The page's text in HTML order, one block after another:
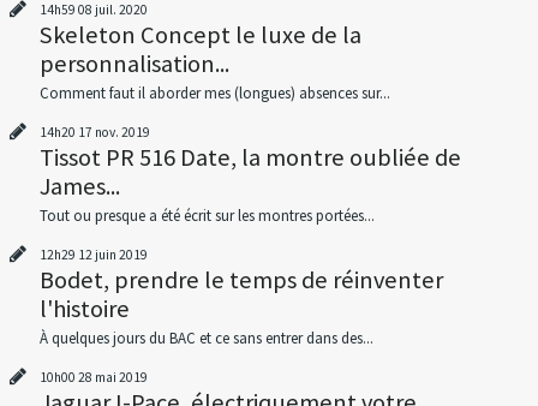
14h59 08 juil. 2020
Skeleton Concept le luxe de la
personnalisation...
Comment faut il aborder mes (longues) absences sur...
14h20 17 nov. 2019
Tissot PR 516 Date, la montre oubliée de
James...
Tout ou presque a été écrit sur les montres portées...
12h29 12 juin 2019
Bodet, prendre le temps de réinventer
l'histoire
À quelques jours du BAC et ce sans entrer dans des...
10h00 28 mai 2019